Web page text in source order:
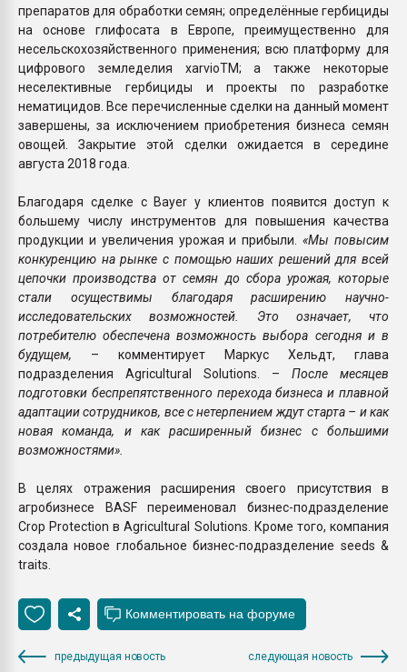
препаратов для обработки семян; определённые гербициды
на основе глифосата в Европе, преимущественно для
несельскохозяйственного применения; всю платформу для
цифрового земледелия xarvioTM; а также некоторые
неселективные гербициды и проекты по разработке
нематицидов. Все перечисленные сделки на данный момент
завершены, за исключением приобретения бизнеса семян
овощей. Закрытие этой сделки ожидается в середине
августа 2018 года.
Благодаря сделке с Bayer у клиентов появится доступ к
большему числу инструментов для повышения качества
продукции и увеличения урожая и прибыли.«Мы повысим
конкуренцию на рынке с помощью наших решений для всей
цепочки производства от семян до сбора урожая, которые
стали осуществимы благодаря расширению научно-
исследовательских возможностей. Это означает, что
потребителю обеспечена возможность выбора сегодня и в
будущем, – комментирует Маркус Хельдт, глава
подразделения Agricultural Solutions. – После месяцев
подготовки беспрепятственного перехода бизнеса и плавной
адаптации сотрудников, все с нетерпением ждут старта – и как
новая команда, и как расширенный бизнес с большими
возможностями».
В целях отражения расширения своего присутствия в
агробизнесе BASF переименовал бизнес-подразделение
Crop Protection в Agricultural Solutions. Кроме того, компания
создала новое глобальное бизнес-подразделение seeds &
traits.
предыдущая новость следующая новость